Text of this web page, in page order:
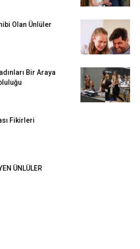
Olan Ünlüler
Bir Araya
Fikirleri
ÜNLÜLER